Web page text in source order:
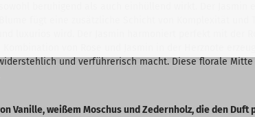
und verführerisch macht. Diese florale
Vanille, weißem Moschus und Zedernholz, die den Duft